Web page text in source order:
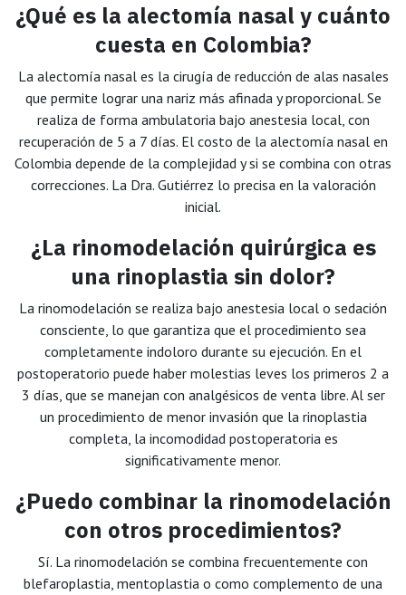
¿Qué es la alectomía nasal y cuánto
cuesta en Colombia?
La alectomía nasal es la cirugía de reducción de alas nasales
que permite lograr una nariz más afinada y proporcional. Se
realiza de forma ambulatoria bajo anestesia local, con
recuperación de 5 a 7 días. El costo de la alectomía nasal en
Colombia depende de la complejidad y si se combina con otras
correcciones. La Dra. Gutiérrez lo precisa en la valoración
inicial.
¿La rinomodelación quirúrgica es
una rinoplastia sin dolor?
La rinomodelación se realiza bajo anestesia local o sedación
consciente, lo que garantiza que el procedimiento sea
completamente indoloro durante su ejecución. En el
postoperatorio puede haber molestias leves los primeros 2 a
3 días, que se manejan con analgésicos de venta libre. Al ser
un procedimiento de menor invasión que la rinoplastia
completa, la incomodidad postoperatoria es
significativamente menor.
¿Puedo combinar la rinomodelación
con otros procedimientos?
Sí. La rinomodelación se combina frecuentemente con
blefaroplastia, mentoplastia o como complemento de una